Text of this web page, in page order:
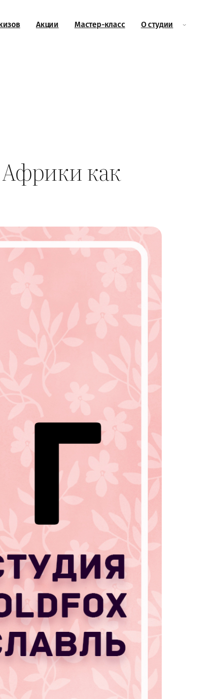
Акции Мастер-класс О студии
Африки как